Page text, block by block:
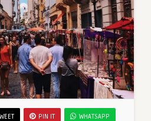
PIN IT WHATSAPP